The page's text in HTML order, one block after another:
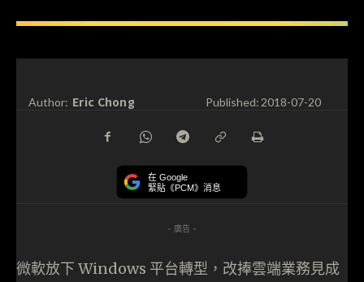
Author: Eric Chong Published:2018-07-20
在 Google
緊貼《PCM》消息
- 廣告 -
微軟放下 Windows 平台轉型，改捧雲端業務見成